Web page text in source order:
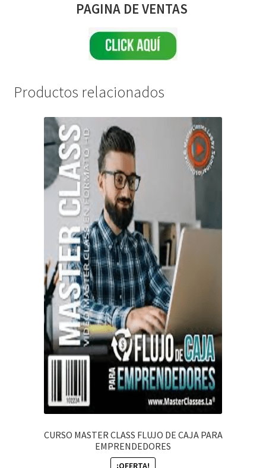
PAGINA DE VENTAS
Productos relacionados
CURSO MASTER CLASS FLUJO DE CAJA PARA
EMPRENDEDORES
¡OFERTA!